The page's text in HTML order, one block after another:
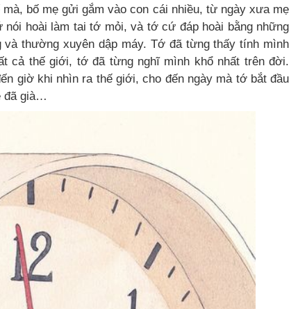
bố mẹ gửi gắm vào con cái nhiều, từ ngày xưa mẹ
hoài làm tai tớ mỏi, và tớ cứ đáp hoài bằng những
thường xuyên dập máy. Tớ đã từng thấy tính mình
cả thế giới, tớ đã từng nghĩ mình khổ nhất trên đời.
giờ khi nhìn ra thế giới, cho đến ngày mà tớ bắt đầu
đã già…